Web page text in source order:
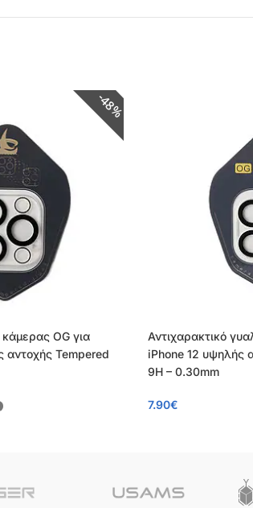
48%
κάμερας OG για
αντοχής Tempered
Αντιχαρακτικό
iPhone 12 υψηλής
9H – 0.30mm
7.90€